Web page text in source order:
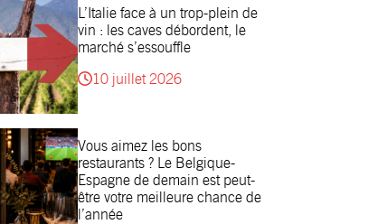
L’Italie face à un trop-plein de
vin : les caves débordent, le
marché s’essouffle
10 juillet 2026
Vous aimez les bons
restaurants ? Le Belgique-
Espagne de demain est peut-
être votre meilleure chance de
l’année